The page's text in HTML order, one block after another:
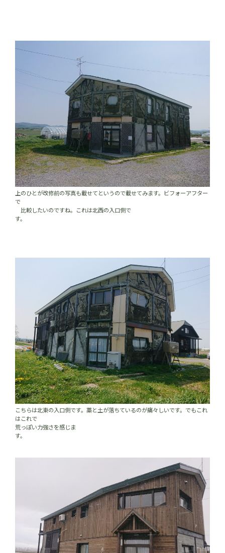
上のひとが改修前の写真も載せてというので載せてみます。ビフォーアフター
で
比較したいのですね。これは北西の入口側で
す。
こちらは北東の入口側です。藁と土が落ちているのが痛々しいです。でもこれ
はこれで
荒っぽい力強さを感じま
す。